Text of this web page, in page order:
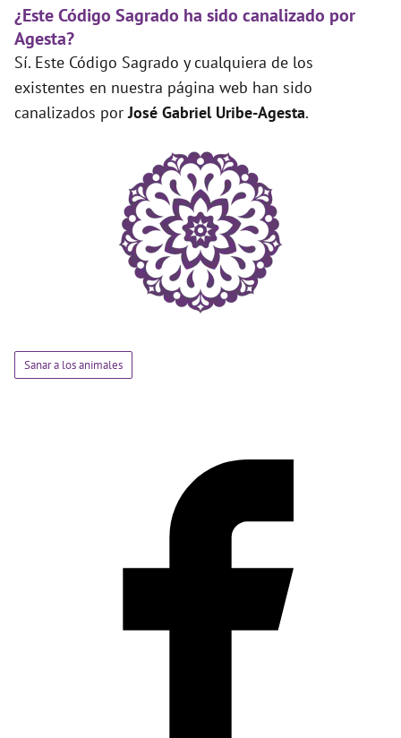
¿Este Código Sagrado ha sido canalizado por
Agesta?
Sí. Este Código Sagrado y cualquiera de los
existentes en nuestra página web han sido
canalizados porJosé Gabriel Uribe-Agesta.
Sanar a los animales